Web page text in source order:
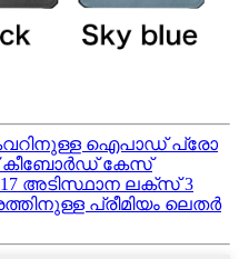
ഐപാഡ് പ്രോ
കീബോർഡ് കേസ്
അടിസ്ഥാന ലക്സ് 3
പ്രീമിയം ലെതർ